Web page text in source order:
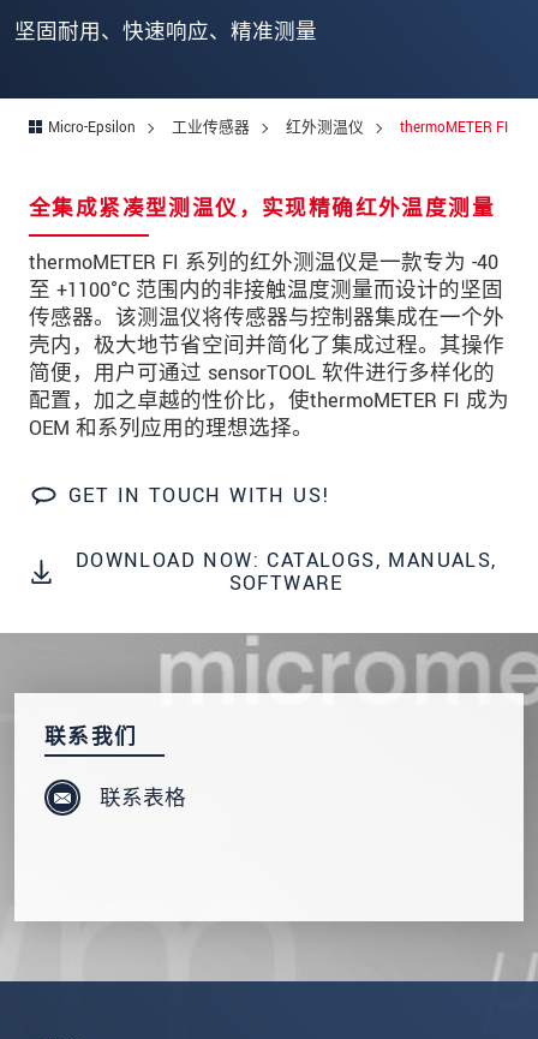
坚固耐用、快速响应、精准测量
Micro-Epsilon 工业传感器 红外测温仪 thermoMETER FI
全集成紧凑型测温仪，实现精确红外温度测量
thermoMETER FI 系列的红外测温仪是一款专为 -40
至 +1100°C 范围内的非接触温度测量而设计的坚固
传感器。该测温仪将传感器与控制器集成在一个外
壳内，极大地节省空间并简化了集成过程。其操作
简便，用户可通过 sensorTOOL 软件进行多样化的
配置，加之卓越的性价比，使thermoMETER FI 成为
OEM 和系列应用的理想选择。
GET IN TOUCH WITH US!
DOWNLOAD NOW: CATALOGS, MANUALS,
SOFTWARE
联系我们
联系表格
邮政编码
国家*
电子邮件 *
留言*
* 必填字段
发送信息